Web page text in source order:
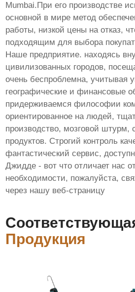
Mumbai.При его производстве
основной в мире метод
работы, низкой цены на отказ,
подходящим для выбора
Наше предприятие. находясь
цивилизованных городов,
очень беспроблемна, учитывая
географические и финансовые
придерживаемся философии
ориентированное на людей,
производство, мозговой штурм,
продуктов. Строгий контроль
фантастический сервис,
Джидде - вот что отличает нас
необходимости, пожалуйста,
через нашу веб-страницу
Продукция